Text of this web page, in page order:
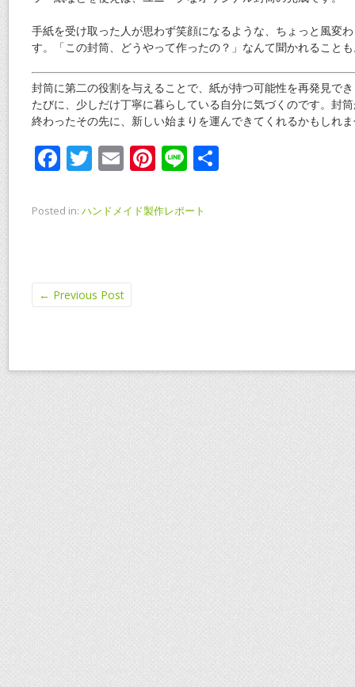
手紙を受け取った人が思わず笑顔になるような、ちょっと風変
す。「この封筒、どうやって作ったの？」なんて聞かれること
封筒に第二の役割を与えることで、紙が持つ可能性を再発見で
たびに、少しだけ丁寧に暮らしている自分に気づくのです。封
終わったその先に、新しい始まりを運んできてくれるかもしれ
F
e
o
k
T
itt
E
ai
Pi
er
Li
e
Posted in: ハンドメイド製作レポート
← Previous Post